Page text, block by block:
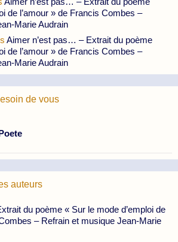
de l’amour » de Francis Combes –
Marie Audrain
Aimer n’est pas… – Extrait du poème
de l’amour » de Francis Combes –
Marie Audrain
de vous
auteurs
du poème « Sur le mode d’emploi de
– Refrain et musique Jean-Marie